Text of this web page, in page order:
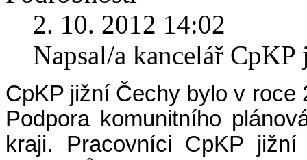
2. 10. 2012 14:02
Napsal/a kancelář
CpKP jižní Čechy bylo v roce
Podpora komunitního
kraji. Pracovníci CpKP